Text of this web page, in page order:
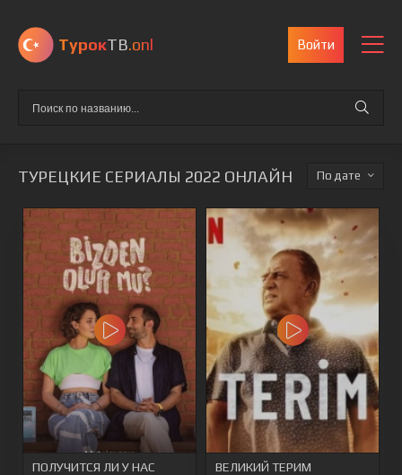
ТурокТВ.onl Войти
ТУРЕЦКИЕ СЕРИАЛЫ 2022 ОНЛАЙН дате
ПОЛУЧИТСЯ ЛИ У НАС ВЕЛИКИЙ ТЕРИМ